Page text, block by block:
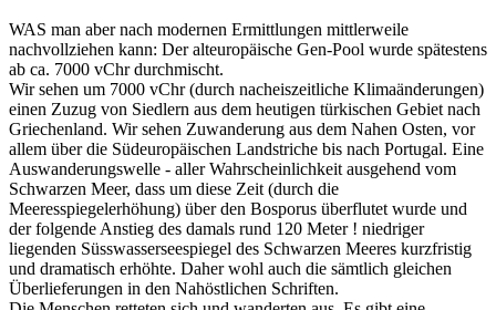
WAS man aber nach modernen Ermittlungen mittlerweile
nachvollziehen kann: Der alteuropäische Gen-Pool wurde spätestens
ab ca. 7000 vChr durchmischt.
Wir sehen um 7000 vChr (durch nacheiszeitliche Klimaänderungen)
einen Zuzug von Siedlern aus dem heutigen türkischen Gebiet nach
Griechenland. Wir sehen Zuwanderung aus dem Nahen Osten, vor
allem über die Südeuropäischen Landstriche bis nach Portugal. Eine
Auswanderungswelle - aller Wahrscheinlichkeit ausgehend vom
Schwarzen Meer, dass um diese Zeit (durch die
Meeresspiegelerhöhung) über den Bosporus überflutet wurde und
der folgende Anstieg des damals rund 120 Meter ! niedriger
liegenden Süsswasserseespiegel des Schwarzen Meeres kurzfristig
und dramatisch erhöhte. Daher wohl auch die sämtlich gleichen
Überlieferungen in den Nahöstlichen Schriften.